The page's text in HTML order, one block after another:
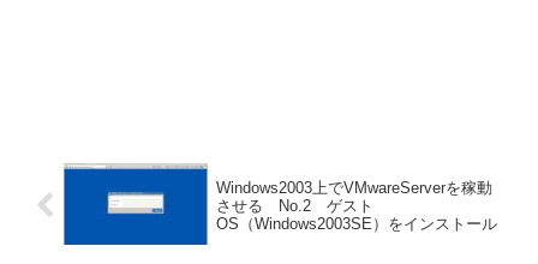
Windows2003上でVMwareServerを稼動
させる No.2 ゲスト
OS（Windows2003SE）をインストール